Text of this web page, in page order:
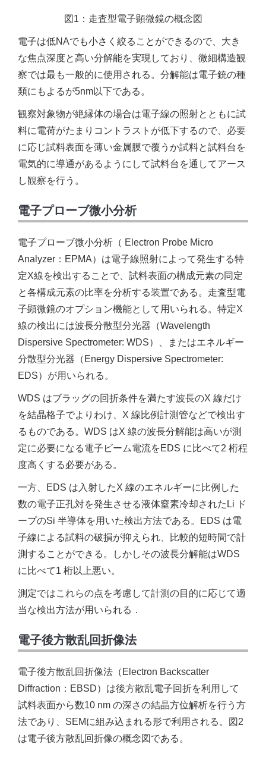
図1：走査型電子顕微鏡の概念図
電子は低NAでも小さく絞ることができるので、大き
な焦点深度と高い分解能を実現しており、微細構造観
察では最も一般的に使用される。分解能は電子銃の種
類にもよるが5nm以下である。
観察対象物が絶縁体の場合は電子線の照射とともに試
料に電荷がたまりコントラストが低下するので、必要
に応じ試料表面を薄い金属膜で覆うか試料と試料台を
電気的に導通があるようにして試料台を通してアース
し観察を行う。
電子プローブ微小分析
電子プローブ微小分析（ Electron Probe Micro
Analyzer：EPMA）は電子線照射によって発生する特
定X線を検出することで、試料表面の構成元素の同定
と各構成元素の比率を分析する装置である。走査型電
子顕微鏡のオプション機能として用いられる。特定X
線の検出には波長分散型分光器（Wavelength
Dispersive Spectrometer: WDS）、またはエネルギー
分散型分光器（Energy Dispersive Spectrometer:
EDS）が用いられる。
WDS はブラッグの回折条件を満たす波長のX 線だけ
を結晶格子でよりわけ、X 線比例計測管などで検出す
るものである。WDS はX 線の波長分解能は高いが測
定に必要になる電子ビーム電流をEDS に比べて2 桁程
度高くする必要がある。
一方、EDS は入射したX 線のエネルギーに比例した
数の電子正孔対を発生させる液体窒素冷却されたLi ド
ープのSi 半導体を用いた検出方法である。EDS は電
子線による試料の破損が抑えられ、比較的短時間で計
測することができる。しかしその波長分解能はWDS
に比べて1 桁以上悪い。
測定ではこれらの点を考慮して計測の目的に応じて適
当な検出方法が用いられる．
電子後方散乱回折像法
電子後方散乱回折像法（Electron Backscatter
Diffraction：EBSD）は後方散乱電子回折を利用して
試料表面から数10 nm の深さの結晶方位解析を行う方
法であり、SEMに組み込まれる形で利用される。図2
は電子後方散乱回折像の概念図である。